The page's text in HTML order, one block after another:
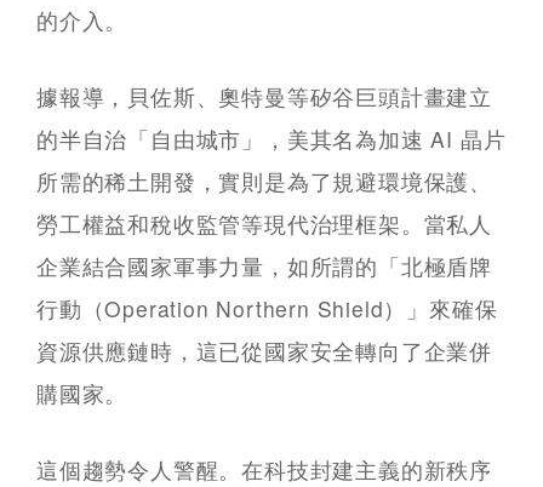
的介入。
據報導，貝佐斯、奧特曼等矽谷巨頭計畫建立
的半自治「自由城市」，美其名為加速 AI 晶片
所需的稀土開發，實則是為了規避環境保護、
勞工權益和稅收監管等現代治理框架。當私人
企業結合國家軍事力量，如所謂的「北極盾牌
行動（Operation Northern Shield）」來確保
資源供應鏈時，這已從國家安全轉向了企業併
購國家。
這個趨勢令人警醒。在科技封建主義的新秩序